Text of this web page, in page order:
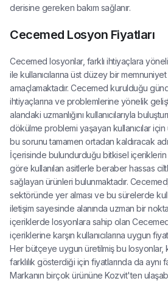
derisine gereken bakım sağlanır.
Cecemed Losyon Fiyatları
Cecemed losyonlar, farklı ihtiyaçlara
ile kullanıcılarına üst düzey bir memnuniyet
amaçlamaktadır. Cecemed kurulduğu
ihtiyaçlarına ve problemlerine yönelik
alandaki uzmanlığını kullanıcılarıyla
dökülme problemi yaşayan kullanıcılar
bu sorunu tamamen ortadan kaldıracak
İçerisinde bulundurduğu bitkisel içeriklerin
göre kullanılan asitlerle beraber hassas
sağlayan ürünleri bulunmaktadır.
sektöründe yer alması ve bu sürelerde
iletişim sayesinde alanında uzman bir
içeriklerde losyonlara sahip olan
içeriklerine karşın kullanıcılarına uygun
Her bütçeye uygun üretilmiş bu losyonlar,
farklılık gösterdiği için fiyatlarında da aynı
Markanın birçok ürününe Kozvit'ten